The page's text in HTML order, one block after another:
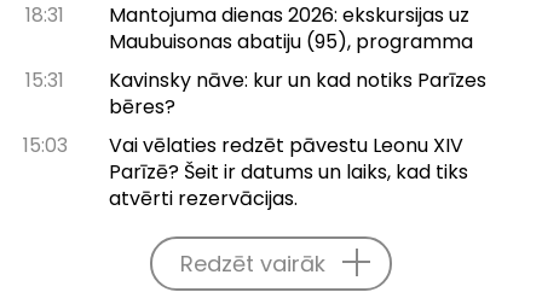
18:31
Mantojuma dienas 2026: ekskursijas uz
Maubuisonas abatiju (95), programma
15:31
Kavinsky nāve: kur un kad notiks Parīzes
bēres?
15:03
Vai vēlaties redzēt pāvestu Leonu XIV
Parīzē? Šeit ir datums un laiks, kad tiks
atvērti rezervācijas.
Redzēt vairāk